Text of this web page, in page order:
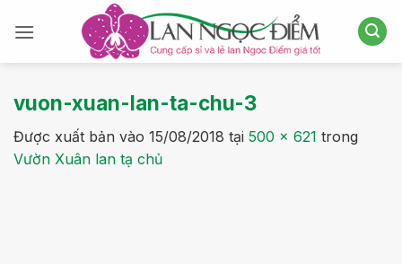
qua
vuon-xuan-lan-ta-chu-3
Được xuất bản vào 15/08/2018 tại 500 × 621 trong
Vườn Xuân lan tạ chủ